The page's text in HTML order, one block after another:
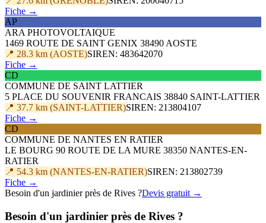
Fiche →
AP
ARA PHOTOVOLTAIQUE
1469 ROUTE DE SAINT GENIX 38490 AOSTE
📍 28.3 km (AOSTE)SIREN: 483642070
Fiche →
CD
COMMUNE DE SAINT LATTIER
5 PLACE DU SOUVENIR FRANCAIS 38840 SAINT-LATTIER
📍 37.7 km (SAINT-LATTIER)SIREN: 213804107
Fiche →
CD
COMMUNE DE NANTES EN RATIER
LE BOURG 90 ROUTE DE LA MURE 38350 NANTES-EN-
RATIER
📍 54.3 km (NANTES-EN-RATIER)SIREN: 213802739
Fiche →
Besoin d'un jardinier près de Rives ?Devis gratuit →
Besoin d'un jardinier près de Rives ?